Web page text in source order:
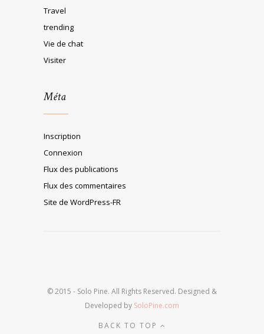
Travel
trending
Vie de chat
Visiter
Méta
Inscription
Connexion
Flux des publications
Flux des commentaires
Site de WordPress-FR
© 2015 - Solo Pine. All Rights Reserved. Designed &
Developed by SoloPine.com
BACK TO TOP